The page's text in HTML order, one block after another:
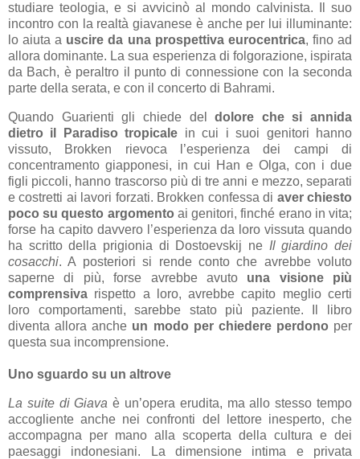
studiare teologia, e si avvicinò al mondo calvinista. Il suo
incontro con la realtà giavanese è anche per lui illuminante:
lo aiuta a uscire da una prospettiva eurocentrica, fino ad
allora dominante. La sua esperienza di folgorazione, ispirata
da Bach, è peraltro il punto di connessione con la seconda
parte della serata, e con il concerto di Bahrami.
Quando Guarienti gli chiede del
dolore che si annida
dietro il Paradiso tropicale in cui i suoi genitori hanno
vissuto, Brokken rievoca l’esperienza dei campi di
concentramento giapponesi, in cui Han e Olga, con i due
figli piccoli, hanno trascorso più di tre anni e mezzo, separati
e costretti ai lavori forzati. Brokken confessa di aver chiesto
poco su questo argomento ai genitori, finché erano in vita;
forse ha capito davvero l’esperienza da loro vissuta quando
ha scritto della prigionia di Dostoevskij ne Il giardino dei
cosacchi. A posteriori si rende conto che avrebbe voluto
saperne di più, forse avrebbe avuto una visione più
comprensiva rispetto a loro, avrebbe capito meglio certi
loro comportamenti, sarebbe stato più paziente. Il libro
diventa allora anche un modo per chiedere perdono per
questa sua incomprensione.
Uno sguardo su un altrove
La suite di Giavaè un’opera erudita, ma allo stesso tempo
accogliente anche nei confronti del lettore inesperto, che
accompagna per mano alla scoperta della cultura e dei
paesaggi indonesiani. La dimensione intima e privata